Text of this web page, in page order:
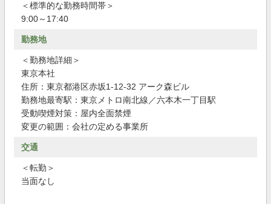
＜標準的な勤務時間帯＞
9:00～17:40
勤務地
＜勤務地詳細＞
東京本社
住所：東京都港区赤坂1-12-32 アーク森ビル
勤務地最寄駅：東京メトロ南北線／六本木一丁目駅
受動喫煙対策：屋内全面禁煙
変更の範囲：会社の定める事業所
交通
＜転勤＞
当面なし